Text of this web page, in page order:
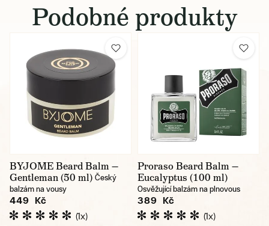
Podobné produkty
BYJOME Beard Balm —
Gentleman (50 ml) Český
balzám na vousy
449 Kč
(1x)
Proraso Beard Balm —
Eucalyptus (100 ml)
Osvěžující balzám na plnovous
389 Kč
(1x)